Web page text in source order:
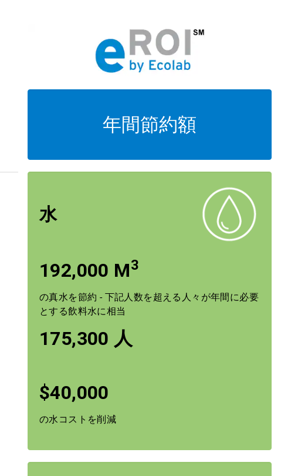
年間節約額
水
192,000 M3
の真水を節約 - 下記人数を超える人々が年間に必要
とする飲料水に相当
175,300 人
$40,000
の水コストを削減